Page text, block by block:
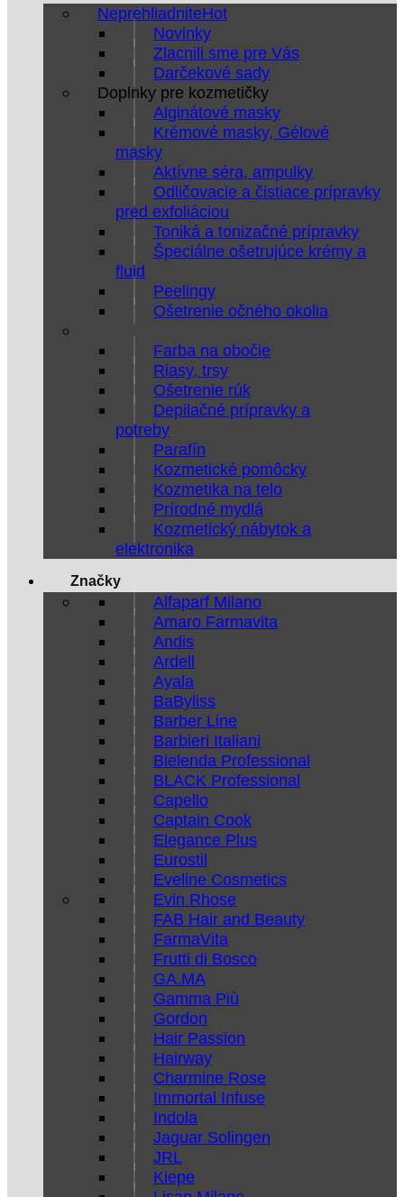
Neprehliadnite
Novinky
Zlacnili sme pre Vás
Darčekové sady
Doplnky pre kozmetičky
Alginátové masky
Krémové masky, Gélové
masky
Aktívne séra, ampulky
Odličovacie a čistiace prípravky
pred exfoliáciou
Toniká a tonizačné prípravky
Špeciálne ošetrujúce krémy a
fluid
Peelingy
Ošetrenie očného okolia
Farba na obočie
Riasy, trsy
Ošetrenie rúk
Depilačné prípravky a
potreby
Parafín
Kozmetické pomôcky
Kozmetika na telo
Prírodné mydlá
Kozmetický nábytok a
elektronika
Značky
Alfaparf Milano
Amaro Farmavita
Andis
Ardell
Ayala
BaByliss
Barber Line
Barbieri Italiani
Bielenda Professional
BLACK Professional
Capello
Captain Cook
Elegance Plus
Eurostil
Eveline Cosmetics
Evin Rhose
FAB Hair and Beauty
FarmaVita
Frutti di Bosco
GA.MA
Gamma Più
Gordon
Hair Passion
Hairway
Charmine Rose
Immortal Infuse
Indola
Jaguar Solingen
JRL
Kiepe